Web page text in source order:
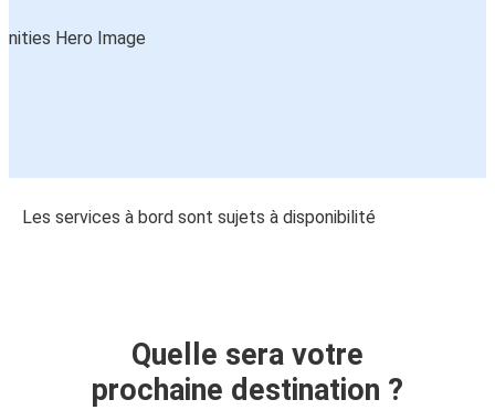
Les services à bord sont sujets à disponibilité
Quelle sera votre
prochaine destination ?